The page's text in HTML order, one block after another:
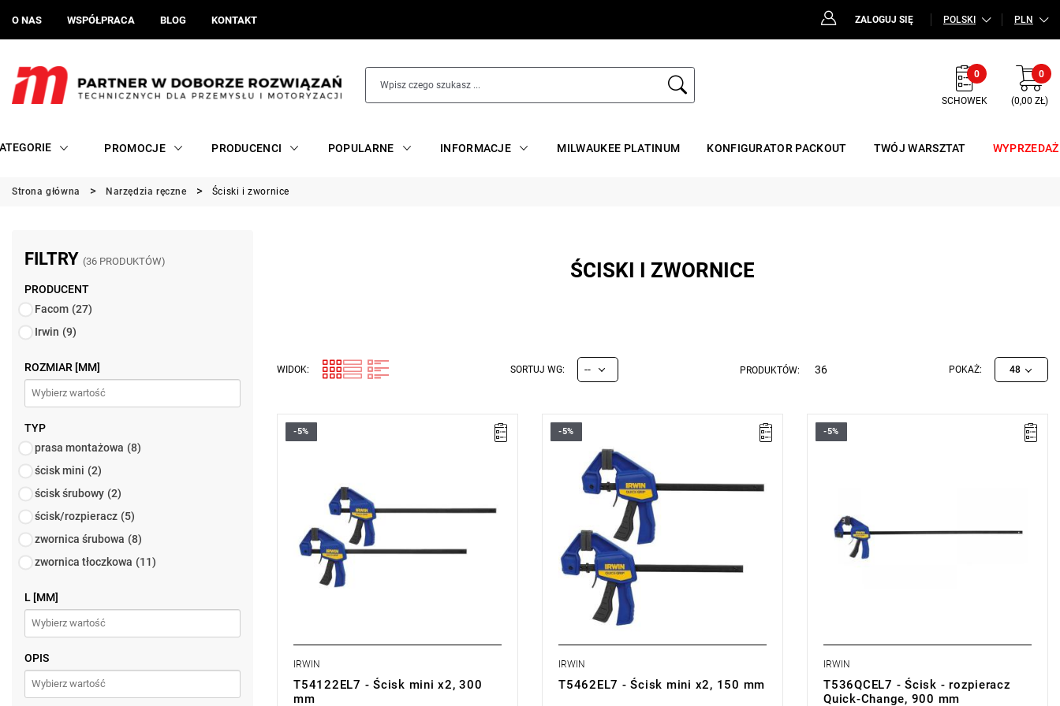
O NAS WSPÓŁPRACA BLOG KONTAKT ZALOGUJ SIĘ POLSKI PLN
0
SCHOWEK
0
(0,00 ZŁ)
PROMOCJE PRODUCENCI POPULARNE INFORMACJE MILWAUKEE PLATINUM KONFIGURATOR PACKOUT TWÓJ WARSZTAT WYPRZEDAŻ
Strona główna Narzędzia ręczne Ściski i zwornice
FILTRY (36 PRODUKTÓW)
PRODUCENT
Facom (27)
Irwin (9)
ROZMIAR [MM]
TYP
prasa montażowa (8)
ścisk mini (2)
ścisk śrubowy (2)
ścisk/rozpieracz (5)
zwornica śrubowa (8)
zwornica tłoczkowa (11)
L [MM]
OPIS
ŚCISKI I ZWORNICE
WIDOK: SORTUJ WG: -- PRODUKTÓW: 36 POKAŻ: 48
• Rozstaw zaciskania: 300 mm
-5%
IRWIN
T54122EL7 - Ścisk mini x2, 300
mm
• Rozstaw zaciskania: 150 mm
• Stała siła nacisku: 63 kg
• 2 szt. w zestawie
-5%
IRWIN
T5462EL7 - Ścisk mini x2, 150 mm
• Rozstaw zaciskania: 900 mm
-5%
IRWIN
T536QCEL7 - Ścisk - rozpieracz
Quick-Change, 900 mm